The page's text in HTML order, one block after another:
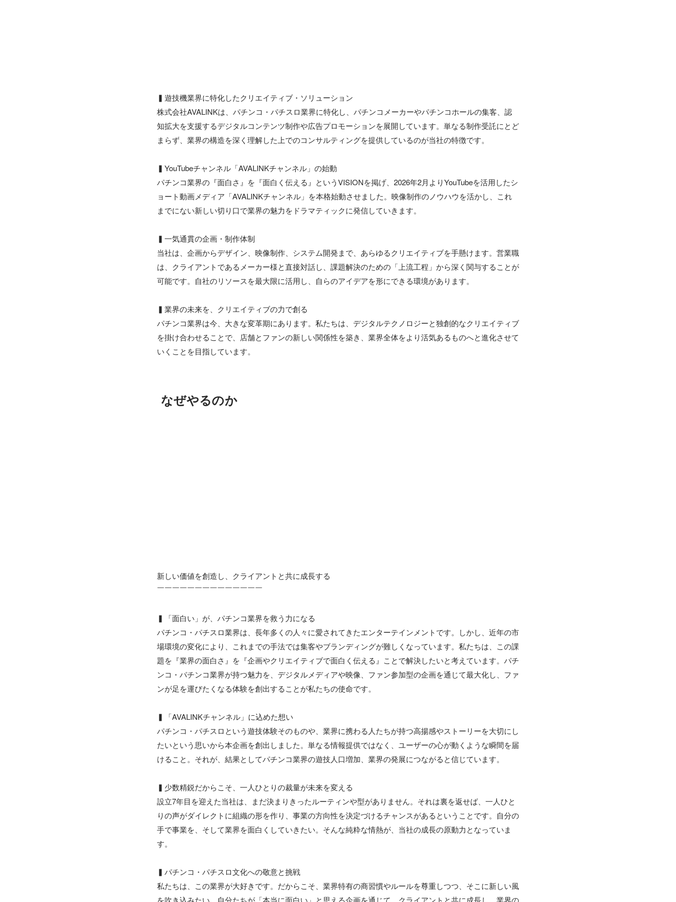
▍遊技機業界に特化したクリエイティブ・ソリューション
株式会社AVALINKは、パチンコ・パチスロ業界に特化し、パチンコメーカーやパチンコホールの集客、認
知拡大を支援するデジタルコンテンツ制作や広告プロモーションを展開しています。単なる制作受託にとど
まらず、業界の構造を深く理解した上でのコンサルティングを提供しているのが当社の特徴です。
▍YouTubeチャンネル「AVALINKチャンネル」の始動
パチンコ業界の『面白さ』を『面白く伝える』というVISIONを掲げ、2026年2月よりYouTubeを活用したシ
ョート動画メディア「AVALINKチャンネル」を本格始動させました。映像制作のノウハウを活かし、これ
までにない新しい切り口で業界の魅力をドラマティックに発信していきます。
▍一気通貫の企画・制作体制
当社は、企画からデザイン、映像制作、システム開発まで、あらゆるクリエイティブを手懸けます。営業職
は、クライアントであるメーカー様と直接対話し、課題解決のための「上流工程」から深く関与することが
可能です。自社のリソースを最大限に活用し、自らのアイデアを形にできる環境があります。
▍業界の未来を、クリエイティブの力で創る
パチンコ業界は今、大きな変革期にあります。私たちは、デジタルテクノロジーと独創的なクリエイティブ
を掛け合わせることで、店舗とファンの新しい関係性を築き、業界全体をより活気あるものへと進化させて
いくことを目指しています。
なぜやるのか
新しい価値を創造し、クライアントと共に成長する
￣￣￣￣￣￣￣￣￣￣￣￣￣￣
▍「面白い」が、パチンコ業界を救う力になる
パチンコ・パチスロ業界は、長年多くの人々に愛されてきたエンターテインメントです。しかし、近年の市
場環境の変化により、これまでの手法では集客やブランディングが難しくなっています。私たちは、この課
題を『業界の面白さ』を『企画やクリエイティブで面白く伝える』ことで解決したいと考えています。パチ
ンコ・パチンコ業界が持つ魅力を、デジタルメディアや映像、ファン参加型の企画を通じて最大化し、ファ
ンが足を運びたくなる体験を創出することが私たちの使命です。
▍「AVALINKチャンネル」に込めた想い
パチンコ・パチスロという遊技体験そのものや、業界に携わる人たちが持つ高揚感やストーリーを大切にし
たいという思いから本企画を創出しました。単なる情報提供ではなく、ユーザーの心が動くような瞬間を届
けること。それが、結果としてパチンコ業界の遊技人口増加、業界の発展につながると信じています。
▍少数精鋭だからこそ、一人ひとりの裁量が未来を変える
設立7年目を迎えた当社は、まだ決まりきったルーティンや型がありません。それは裏を返せば、一人ひと
りの声がダイレクトに組織の形を作り、事業の方向性を決定づけるチャンスがあるということです。自分の
手で事業を、そして業界を面白くしていきたい。そんな純粋な情熱が、当社の成長の原動力となっていま
す。
▍パチンコ・パチスロ文化への敬意と挑戦
私たちは、この業界が大好きです。だからこそ、業界特有の商習慣やルールを尊重しつつ、そこに新しい風
を吹き込みたい。自分たちが「本当に面白い」と思える企画を通じて、クライアントと共に成長し、業界の